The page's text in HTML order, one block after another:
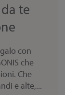
te
con
che
Che
e alte,...